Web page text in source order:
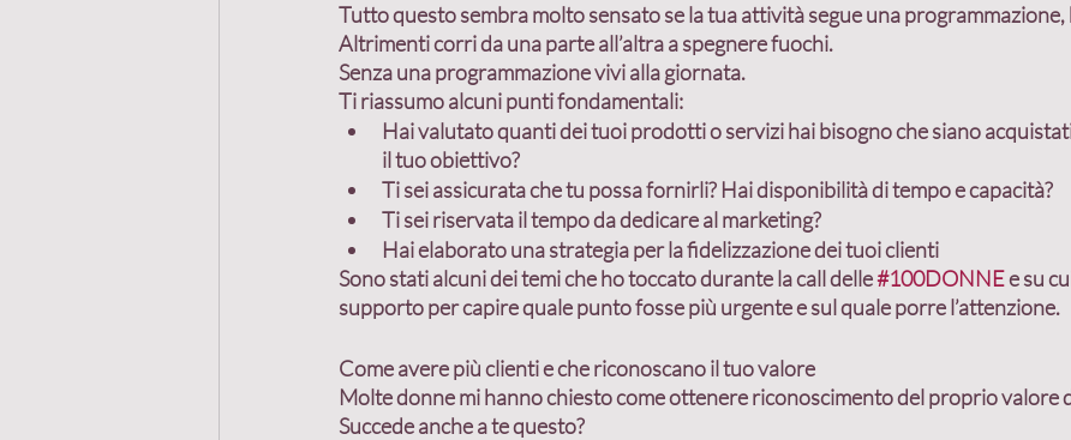
Tutto questo sembra molto sensato se la tua attività segue una programmazione,
Altrimenti corri da una parte all’altra a spegnere fuochi.
Senza una programmazione vivi alla giornata.
Ti riassumo alcuni punti fondamentali:
Hai valutato quanti dei tuoi prodotti o servizi hai bisogno che siano
il tuo obiettivo?
Ti sei assicurata che tu possa fornirli? Hai disponibilità di tempo e capacità?
Ti sei riservata il tempo da dedicare al marketing?
Hai elaborato una strategia per la fidelizzazione dei tuoi clienti
Sono stati alcuni dei temi che ho toccato durante la call delle #100DONNE e su
supporto per capire quale punto fosse più urgente e sul quale porre l’attenzione.
Come avere più clienti e che riconoscano il tuo valore
Molte donne mi hanno chiesto come ottenere riconoscimento del proprio valore
Succede anche a te questo?